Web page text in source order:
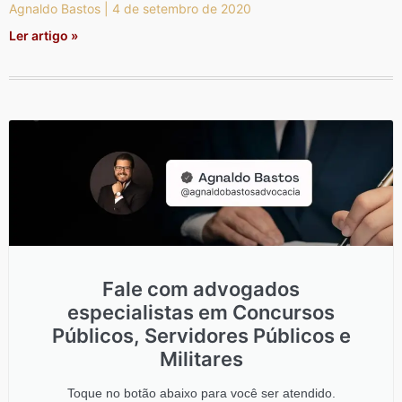
Agnaldo Bastos
4 de setembro de 2020
Ler artigo »
Fale com advogados
especialistas em Concursos
Públicos, Servidores Públicos e
Militares
Toque no botão abaixo para você ser atendido.